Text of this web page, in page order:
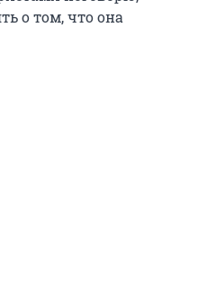
о том, что она